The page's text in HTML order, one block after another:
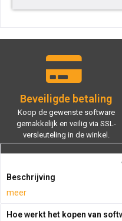
Beveiligde betaling
Koop de gewenste software
gemakkelijk en veilig via SSL-
versleuteling in de winkel.
Beschrijving
meer
Hoe werkt het kopen van